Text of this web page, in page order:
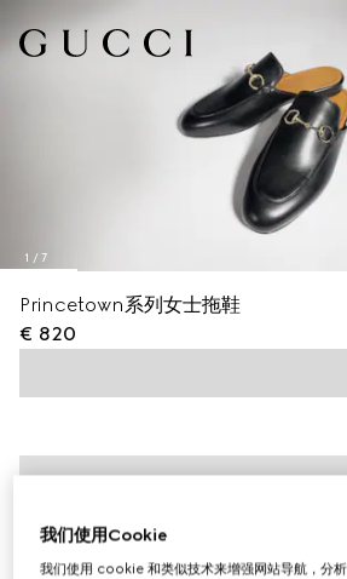
1 / 7
Princetown系列女士拖鞋
€ 820
我们使用Cookie
我们使用 cookie 和类似技术来增强网站导航，分